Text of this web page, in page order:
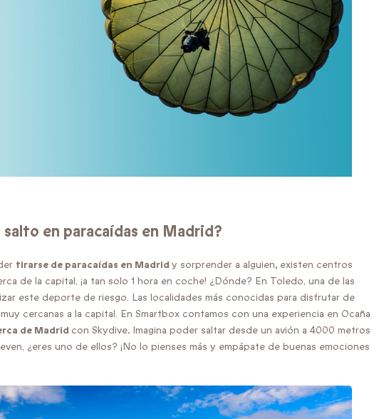
en paracaídas en Madrid?
tirarse de paracaídas en Madrid y sorprender a alguien, existen centros
de la capital, ¡a tan solo 1 hora en coche! ¿Dónde? En Toledo, una de las
este deporte de riesgo. Las localidades más conocidas para disfrutar de
cercanas a la capital. En Smartbox contamos con una experiencia en Ocaña
de Madrid con Skydive. Imagina poder saltar desde un avión a 4000 metros
¿eres uno de ellos? ¡No lo pienses más y empápate de buenas emociones